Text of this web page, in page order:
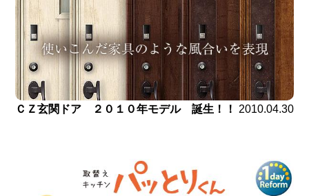
ＣＺ玄関ドア ２０１０年モデル 誕生！！ 2010.04.30